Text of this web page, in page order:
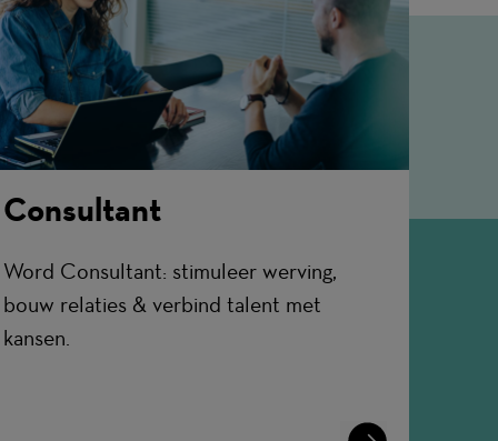
Consultant
Word Consultant: stimuleer werving,
bouw relaties & verbind talent met
kansen.